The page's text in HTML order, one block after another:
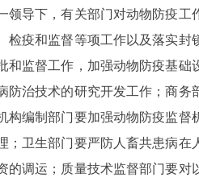
与调查
京概况
色北京
导下，有关部门对动物防疫工
检疫和监督等项工作以及落实
和监督工作，加强动物防疫基
防治技术的研究开发工作；商
构编制部门要加强动物防疫监
；卫生部门要严防人畜共患病
的调运；质量技术监督部门要